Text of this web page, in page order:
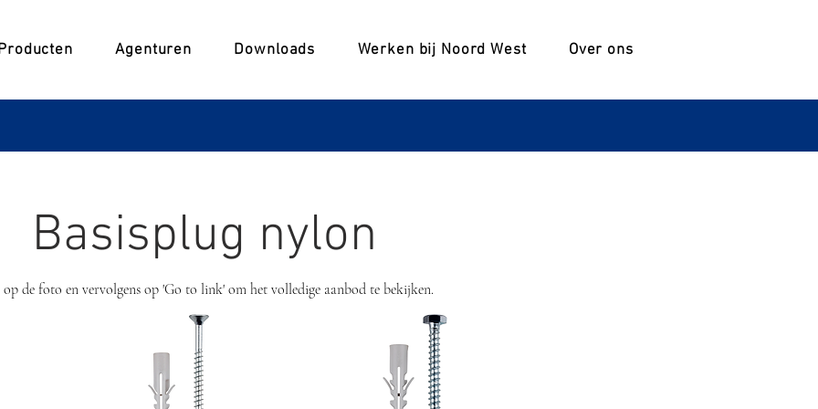
Agenturen Downloads Werken bij Noord West Over ons
Basisplug nylon
de foto en vervolgens op 'Go to link' om het volledige aanbod te bekijken.